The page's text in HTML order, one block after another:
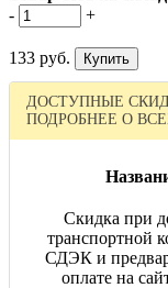
-
+
133 руб.
ДОСТУПНЫЕ
ПОДРОБНЕЕ О
Скидка при
транспортной
СДЭК и
оплате на